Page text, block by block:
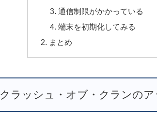
通信制限がかかっている
端末を初期化してみる
まとめ
クラッシュ・オブ・クランの